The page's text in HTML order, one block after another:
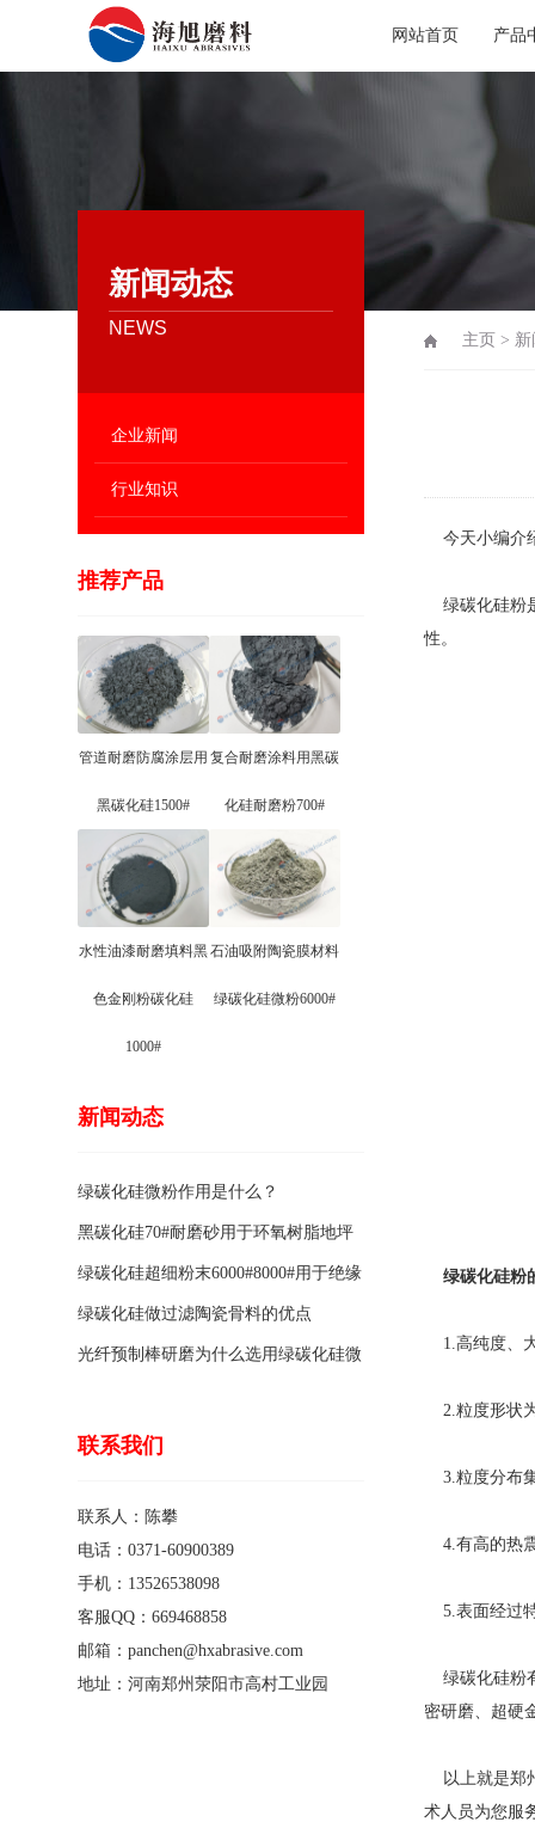
网站首页 产品
新闻动态
NEWS
企业新闻
行业知识
推荐产品
管道耐磨防腐涂层用
黑碳化硅1500#
复合耐磨涂料用黑碳
化硅耐磨粉700#
水性油漆耐磨填料黑
色金刚粉碳化硅
1000#
石油吸附陶瓷膜材料
绿碳化硅微粉6000#
新闻动态
绿碳化硅微粉作用是什么？
黑碳化硅70#耐磨砂用于环氧树脂地坪
骨料的特点有哪些？
绿碳化硅超细粉末6000#8000#用于绝缘
涂料的优点
绿碳化硅做过滤陶瓷骨料的优点
光纤预制棒研磨为什么选用绿碳化硅微
联系我们
联系人：陈攀
电话：0371-60900389
手机：13526538098
客服QQ：669468858
邮箱：panchen@hxabrasive.com
地址：河南郑州荥阳市高村工业园
主页 >
今天小编介
绿碳化硅粉
性。
绿碳化硅粉
1.高纯度、
2.粒度形状
3.粒度分布
4.有高的热
5.表面经过
绿碳化硅粉
密研磨、超硬
以上就是郑
术人员为您服